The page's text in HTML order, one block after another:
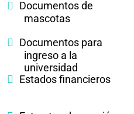
Documentos de
mascotas
Documentos para
ingreso a la
universidad
Estados financieros